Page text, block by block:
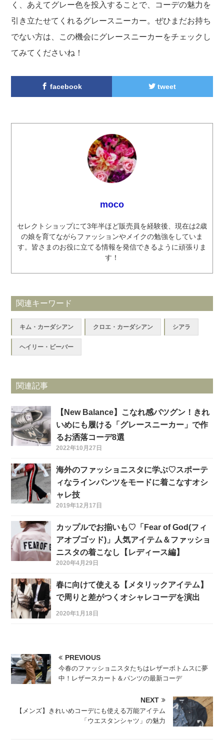
く、あえてグレー色を投入することで、コーデの魅力を
引き立たせてくれるグレースニーカー。ぜひまだお持ち
でない方は、この機会にグレースニーカーをチェックし
てみてくださいね！
facebook tweet
moco
セレクトショップにて3年半ほど販売員を経験後、現在は2歳
の娘を育てながらファッションやメイクの勉強をしていま
す。皆さまのお役に立てる情報を発信できるように頑張りま
す！
関連キーワード
キム・カーダシアン クロエ・カーダシアン シアラ
ヘイリー・ビーバー
関連記事
【New Balance】こなれ感バツグン！きれ
いめにも履ける「グレースニーカー」で作
るお洒落コーデ8選
2022年10月27日
海外のファッショニスタに学ぶ♡スポーテ
ィなラインパンツをモードに着こなすオシ
ャレ技
2019年12月17日
カップルでお揃いも♡「Fear of God(フィ
アオブゴッド)」人気アイテム＆ファッショ
ニスタの着こなし【レディース編】
2020年4月29日
春に向けて使える【メタリックアイテム】
で周りと差がつくオシャレコーデを演出
2020年1月18日
PREVIOUS
今春のファッショニスタたちはレザーボトムスに夢
中！レザースカート＆パンツの最新コーデ
NEXT
【メンズ】きれいめコーデにも使える万能アイテム
「ウエスタンシャツ」の魅力